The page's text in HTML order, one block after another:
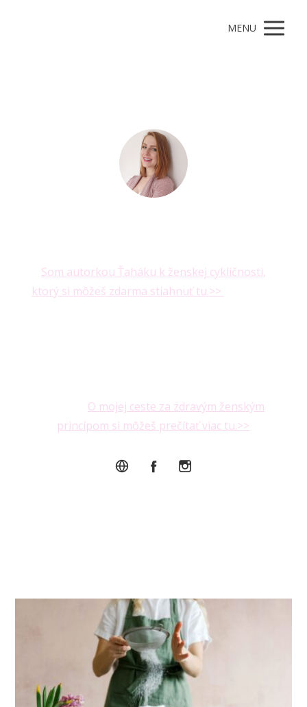
MENU
Som autorkou Ťaháku k ženskej cykličnosti,
ktorý si môžeš zdarma stiahnuť tu.>>
O mojej ceste za zdravým ženským
princípom si môžeš prečítať viac tu.>>